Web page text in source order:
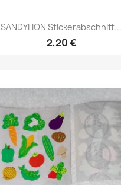
SANDYLION Stickerabschnitt...
2,20 €